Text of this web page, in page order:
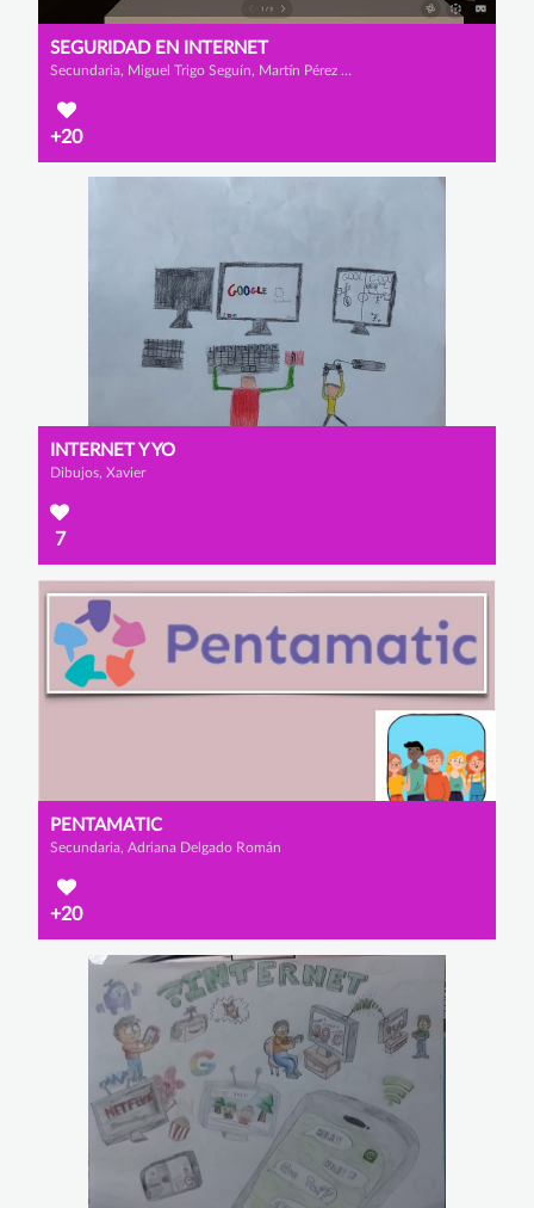
SEGURIDAD EN INTERNET
Secundaria, Miguel Trigo Seguín, Martín Pérez Domínguez y Iago Caneda Borrajo
+20
INTERNET Y YO
Dibujos, Xavier
7
PENTAMATIC
Secundaria, Adriana Delgado Román
+20